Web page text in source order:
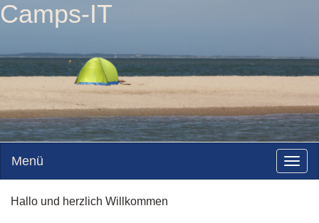
Camps-IT
Menü
Hallo und herzlich Willkommen